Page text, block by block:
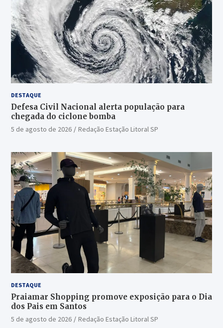
DESTAQUE
Defesa Civil Nacional alerta população para
chegada do ciclone bomba
5 de agosto de 2026 Redação Estação Litoral SP
DESTAQUE
Praiamar Shopping promove exposição para o Dia
dos Pais em Santos
5 de agosto de 2026 Redação Estação Litoral SP